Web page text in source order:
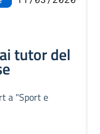
tutor del
a "Sport e